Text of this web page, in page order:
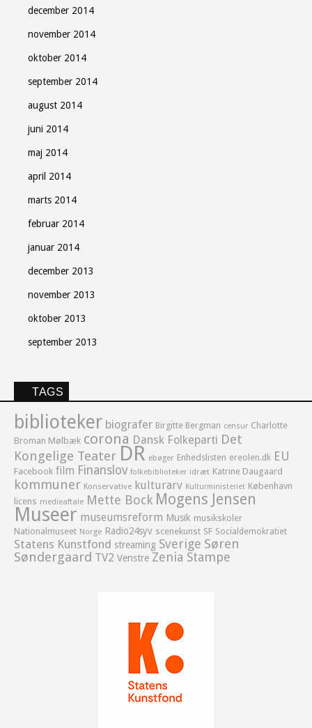
december 2014
november 2014
oktober 2014
september 2014
august 2014
juni 2014
maj 2014
april 2014
marts 2014
februar 2014
januar 2014
december 2013
november 2013
oktober 2013
september 2013
TAGS
biblioteker biografer Birgitte Bergman censur Charlotte
Broman Mølbæk corona Dansk Folkeparti Det
Kongelige Teater DR ebøger Enhedslisten ereolen.dk EU
Facebook film Finanslov folkebiblioteker idræt Katrine Daugaard
kommuner Konservative kulturarv Kulturministeriet København
licens medieaftale Mette Bock Mogens Jensen
Museer museumsreform Musik musikskoler
Nationalmuseet Norge Radio24syv scenekunst SF Socialdemokratiet
Statens Kunstfond streaming Sverige Søren
Søndergaard TV2 Venstre Zenia Stampe